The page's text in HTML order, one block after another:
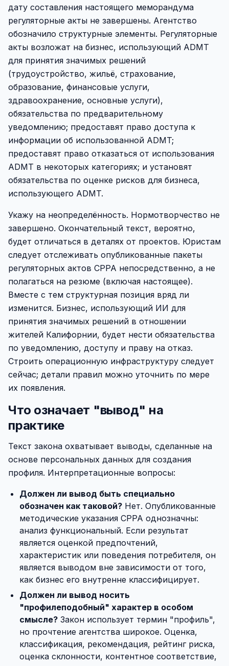
дату составления настоящего меморандума
регуляторные акты не завершены. Агентство
обозначило структурные элементы. Регуляторные
акты возложат на бизнес, использующий ADMT
для принятия значимых решений
(трудоустройство, жильё, страхование,
образование, финансовые услуги,
здравоохранение, основные услуги),
обязательства по предварительному
уведомлению; предоставят право доступа к
информации об использованной ADMT;
предоставят право отказаться от использования
ADMT в некоторых категориях; и установят
обязательства по оценке рисков для бизнеса,
использующего ADMT.
Укажу на неопределённость. Нормотворчество не
завершено. Окончательный текст, вероятно,
будет отличаться в деталях от проектов. Юристам
следует отслеживать опубликованные пакеты
регуляторных актов CPPA непосредственно, а не
полагаться на резюме (включая настоящее).
Вместе с тем структурная позиция вряд ли
изменится. Бизнес, использующий ИИ для
принятия значимых решений в отношении
жителей Калифорнии, будет нести обязательства
по уведомлению, доступу и праву на отказ.
Строить операционную инфраструктуру следует
сейчас; детали правил можно уточнить по мере
их появления.
Что означает "вывод" на
практике
Текст закона охватывает выводы, сделанные на
основе персональных данных для создания
профиля. Интерпретационные вопросы:
Должен ли вывод быть специально
обозначен как таковой? Нет. Опубликованные
методические указания CPPA однозначны:
анализ функциональный. Если результат
является оценкой предпочтений,
характеристик или поведения потребителя, он
является выводом вне зависимости от того,
как бизнес его внутренне классифицирует.
Должен ли вывод носить
"профилеподобный" характер в особом
смысле? Закон использует термин "профиль",
но прочтение агентства широкое. Оценка,
классификация, рекомендация, рейтинг риска,
оценка склонности, контентное соответствие,